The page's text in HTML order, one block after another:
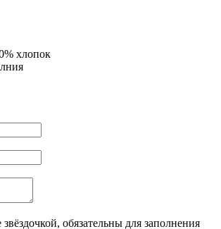
хлопок
обязательны для заполнения